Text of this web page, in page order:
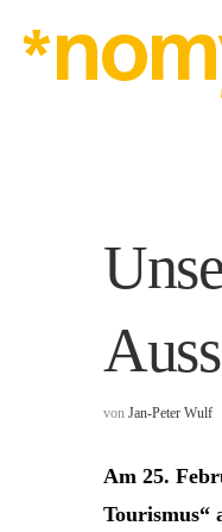
von Jan-Peter Wulf
Am 25.
Tourismus“